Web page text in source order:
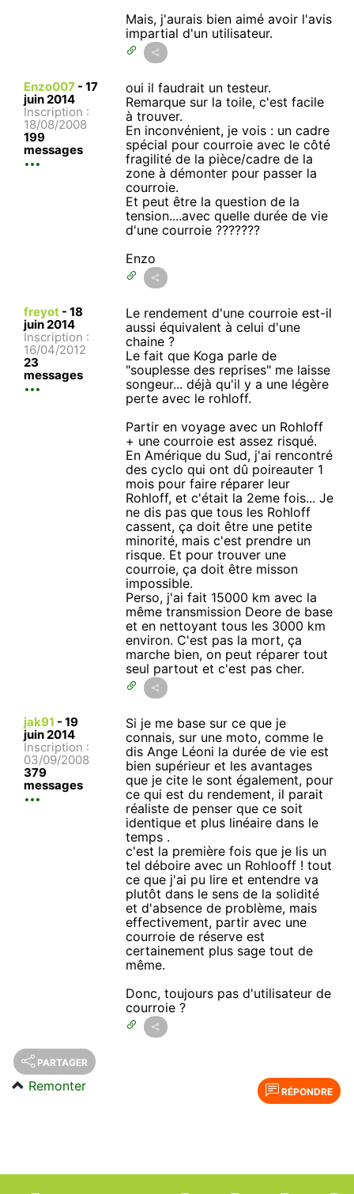
Mais, j'aurais bien aimé avoir l'avis
impartial d'un utilisateur.
Enzo007 - 17
juin 2014
Inscription :
18/08/2008
199
messages
oui il faudrait un testeur.
Remarque sur la toile, c'est facile
à trouver.
En inconvénient, je vois : un cadre
spécial pour courroie avec le côté
fragilité de la pièce/cadre de la
zone à démonter pour passer la
courroie.
Et peut être la question de la
tension....avec quelle durée de vie
d'une courroie ???????
Enzo
freyot - 18
juin 2014
Inscription :
16/04/2012
23
messages
Le rendement d'une courroie est-il
aussi équivalent à celui d'une
chaine ?
Le fait que Koga parle de
"souplesse des reprises" me laisse
songeur... déjà qu'il y a une légère
perte avec le rohloff.
Partir en voyage avec un Rohloff
+ une courroie est assez risqué.
En Amérique du Sud, j'ai rencontré
des cyclo qui ont dû poireauter 1
mois pour faire réparer leur
Rohloff, et c'était la 2eme fois... Je
ne dis pas que tous les Rohloff
cassent, ça doit être une petite
minorité, mais c'est prendre un
risque. Et pour trouver une
courroie, ça doit être misson
impossible.
Perso, j'ai fait 15000 km avec la
même transmission Deore de base
et en nettoyant tous les 3000 km
environ. C'est pas la mort, ça
marche bien, on peut réparer tout
seul partout et c'est pas cher.
jak91 - 19
juin 2014
Inscription :
03/09/2008
379
messages
Si je me base sur ce que je
connais, sur une moto, comme le
dis Ange Léoni la durée de vie est
bien supérieur et les avantages
que je cite le sont également, pour
ce qui est du rendement, il parait
réaliste de penser que ce soit
identique et plus linéaire dans le
temps .
c'est la première fois que je lis un
tel déboire avec un Rohlooff ! tout
ce que j'ai pu lire et entendre va
plutôt dans le sens de la solidité
et d'absence de problème, mais
effectivement, partir avec une
courroie de réserve est
certainement plus sage tout de
même.
Donc, toujours pas d'utilisateur de
courroie ?
PARTAGER
RÉPONDRE
Remonter